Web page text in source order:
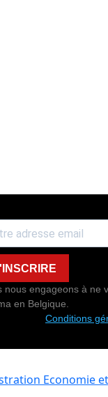
nous engageons à ne
en Belgique.
Conditions
Economie